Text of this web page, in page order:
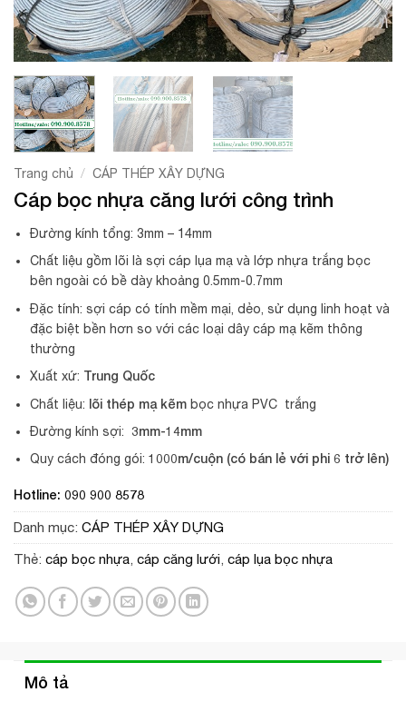
Trang chủ / CÁP THÉP XÂY DỰNG
Cáp bọc nhựa căng lưới công trình
Đường kính tổng: 3mm – 14mm
Chất liệu gồm lõi là sợi cáp lụa mạ và lớp nhựa trắng bọc
bên ngoài có bề dày khoảng 0.5mm-0.7mm
Đặc tính: sợi cáp có tính mềm mại, dẻo, sử dụng linh hoạt và
đặc biệt bền hơn so với các loại dây cáp mạ kẽm thông
thường
Xuất xứ: Trung Quốc
Chất liệu: lõi thép mạ kẽmbọc nhựa PVC trắng
Đường kính sợi: 3mm-14mm
Quy cách đóng gói:1000m/cuộn (có bán lẻ với phi 6 trở lên)
Hotline: 090 900 8578
Danh mục: CÁP THÉP XÂY DỰNG
Thẻ: cáp bọc nhựa, cáp căng lưới, cáp lụa bọc nhựa
Mô tả